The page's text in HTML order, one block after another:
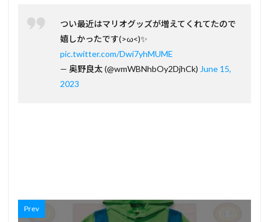
つい最近はマリオグッズが増えてくれてたので
嬉しかったです(>ω<)✨
pic.twitter.com/Dwi7yhMUME
— 奥野良太 (@wmWBNhbOy2DjhCk) June 15,
2023
Prev